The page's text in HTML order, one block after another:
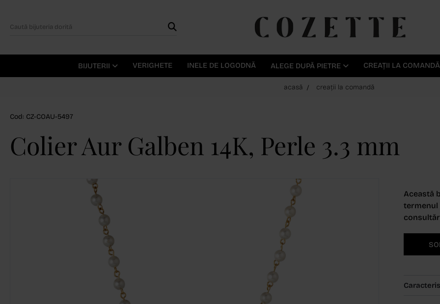
BIJUTERII VERIGHETE INELE DE LOGODNĂ ALEGE DUPĂ PIETRE CREAȚII LA COMANDĂ
acasă creații la comandă
Cod: CZ-COAU-5497
Colier Aur Galben 14K, Perle 3.3 mm
Această
termenul